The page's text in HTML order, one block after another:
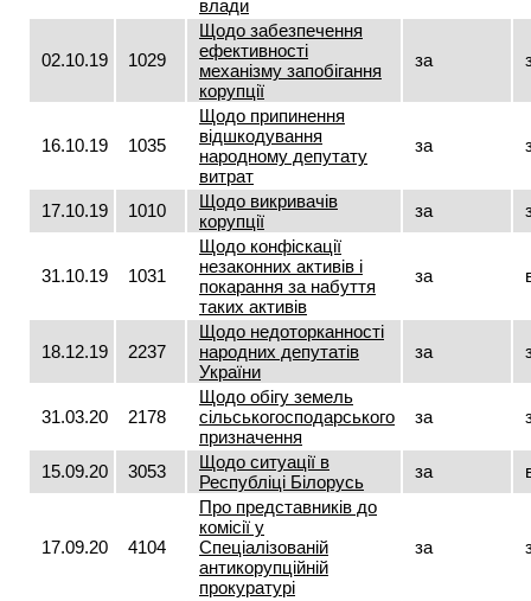
влади
02.10.19 1029
Щодо забезпечення
ефективності
механізму запобігання
корупції
за
16.10.19 1035
Щодо припинення
відшкодування
народному депутату
витрат
за
17.10.19 1010
Щодо викривачів
корупції
за
31.10.19 1031
Щодо конфіскації
незаконних активів і
покарання за набуття
таких активів
за
18.12.19 2237
Щодо недоторканності
народних депутатів
України
за
31.03.20 2178
Щодо обігу земель
сільськогосподарського
призначення
за
15.09.20 3053
Щодо ситуації в
Республіці Білорусь
за
17.09.20 4104
Про представників до
комісії у
Спеціалізованій
антикорупційній
прокуратурі
за